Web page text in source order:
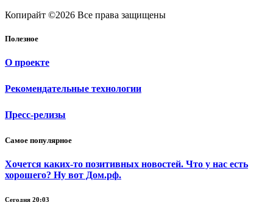
Копирайт ©2026 Все права защищены
Полезное
О проекте
Рекомендательные технологии
Пресс-релизы
Самое популярное
Хочется каких-то позитивных новостей. Что у нас есть
хорошего? Ну вот Дом.рф.
Сегодня 20:03